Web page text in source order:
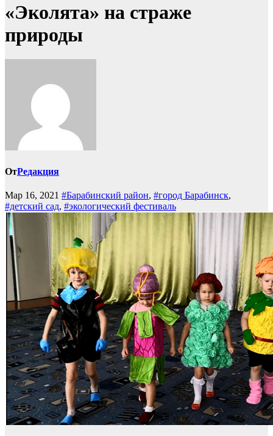
«Эколята» на страже
природы
ОтРедакция
Мар 16, 2021 #Барабинский район, #город Барабинск,
#детский сад, #экологический фестиваль